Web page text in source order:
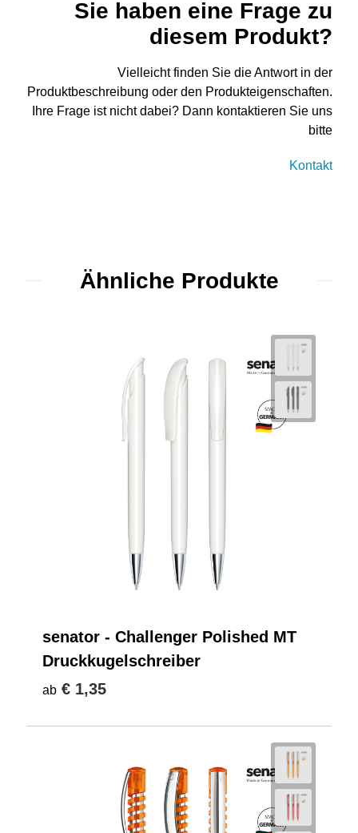
Sie haben eine Frage zu
diesem Produkt?
Vielleicht finden Sie die Antwort in der
Produktbeschreibung oder den Produkteigenschaften.
Ihre Frage ist nicht dabei? Dann kontaktieren Sie uns
bitte
Kontakt
Ähnliche Produkte
senator - Challenger Polished MT
Druckkugelschreiber
ab € 1,35